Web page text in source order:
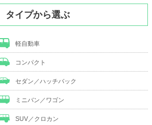
タイプから選ぶ
軽自動車
コンパクト
セダン／ハッチバック
ミニバン／ワゴン
SUV／クロカン